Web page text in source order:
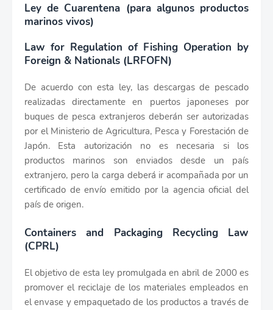
Ley de Cuarentena (para algunos productos
marinos vivos)
Law for Regulation of Fishing Operation by
Foreign & Nationals (LRFOFN)
De acuerdo con esta ley, las descargas de pescado
realizadas directamente en puertos japoneses por
buques de pesca extranjeros deberán ser autorizadas
por el Ministerio de Agricultura, Pesca y Forestación de
Japón. Esta autorización no es necesaria si los
productos marinos son enviados desde un país
extranjero, pero la carga deberá ir acompañada por un
certificado de envío emitido por la agencia oficial del
país de origen.
Containers and Packaging Recycling Law
(CPRL)
El objetivo de esta ley promulgada en abril de 2000 es
promover el reciclaje de los materiales empleados en
el envase y empaquetado de los productos a través de